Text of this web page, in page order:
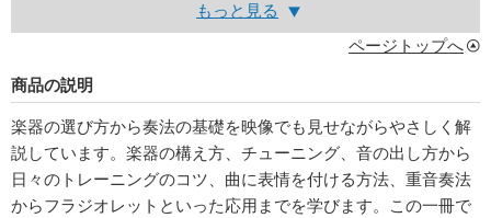
もっと見る
ページトップへ
商品の説明
楽器の選び方から奏法の基礎を映像でも見せながらやさしく解
説しています。楽器の構え方、チューニング、音の出し方から
日々のトレーニングのコツ、曲に表情を付ける方法、重音奏法
からフラジオレットといった応用までを学びます。この一冊で